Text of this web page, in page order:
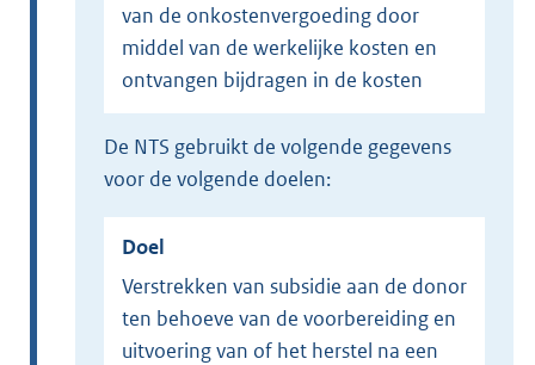
van de onkostenvergoeding door
middel van de werkelijke kosten en
ontvangen bijdragen in de kosten
de NTS gebruikt de volgende gegevens
voor de volgende doelen:
Doel
Verstrekken van subsidie aan de donor
ten behoeve van de voorbereiding en
uitvoering van of het herstel na een